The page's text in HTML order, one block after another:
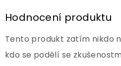
Hodnocení produktu
Tento produkt zatím nikdo
kdo se podělí se